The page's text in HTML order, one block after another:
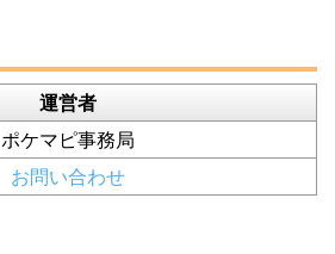
運営者
ポケマピ事務局
お問い合わせ